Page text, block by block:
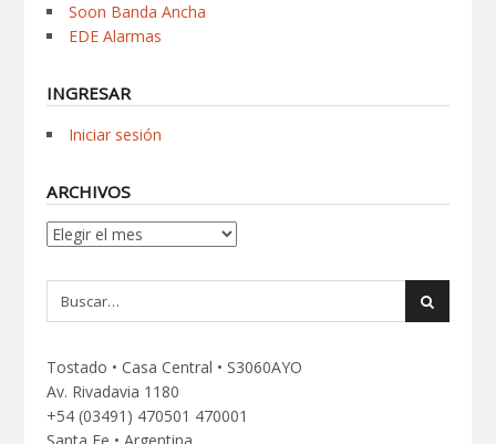
Soon Banda Ancha
EDE Alarmas
INGRESAR
Iniciar sesión
ARCHIVOS
Archivos
Tostado • Casa Central • S3060AYO
Av. Rivadavia 1180
+54 (03491) 470501 470001